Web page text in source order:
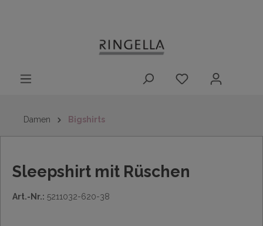
Damen Bigshirts
Sleepshirt mit Rüschen
Art.-Nr.: 5211032-620-38